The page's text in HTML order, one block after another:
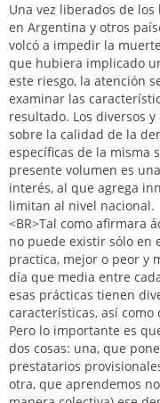
Una vez liberados de
en Argentina y otros
volcó a impedir la
que hubiera implicado
este riesgo, la atención
examinar las
resultado. Los diversos
sobre la calidad de la
específicas de la misma
presente volumen es
interés, al que agrega
limitan al nivel nacional.
<BR>Tal como afirmara
no puede existir sólo en
practica, mejor o peor y
día que media entre
esas prácticas tienen
características, así
Pero lo importante es
dos cosas: una, que
prestatarios
otra, que aprendemos